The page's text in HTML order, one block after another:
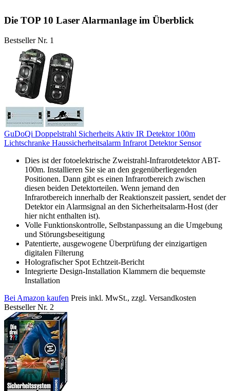
Die TOP 10 Laser Alarmanlage im Überblick
Bestseller Nr. 1
GuDoQi Doppelstrahl Sicherheits Aktiv IR Detektor 100m
Lichtschranke Haussicherheitsalarm Infrarot Detektor Sensor
Dies ist der fotoelektrische Zweistrahl-Infrarotdetektor ABT-
100m. Installieren Sie sie an den gegenüberliegenden
Positionen. Dann gibt es einen Infrarotbereich zwischen
diesen beiden Detektorteilen. Wenn jemand den
Infrarotbereich innerhalb der Reaktionszeit passiert, sendet der
Detektor ein Alarmsignal an den Sicherheitsalarm-Host (der
hier nicht enthalten ist).
Volle Funktionskontrolle, Selbstanpassung an die Umgebung
und Störungsbeseitigung
Patentierte, ausgewogene Überprüfung der einzigartigen
digitalen Filterung
Holografischer Spot Echtzeit-Bericht
Integrierte Design-Installation Klammern die bequemste
Installation
Bei Amazon kaufen Preis inkl. MwSt., zzgl. Versandkosten
Bestseller Nr. 2